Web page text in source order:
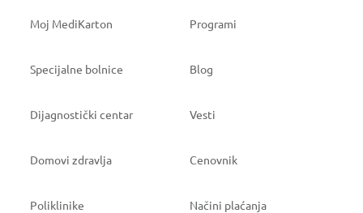
Moj MediKarton Programi
Specijalne bolnice Blog
Dijagnostički centar Vesti
Domovi zdravlja Cenovnik
Poliklinike Načini plaćanja